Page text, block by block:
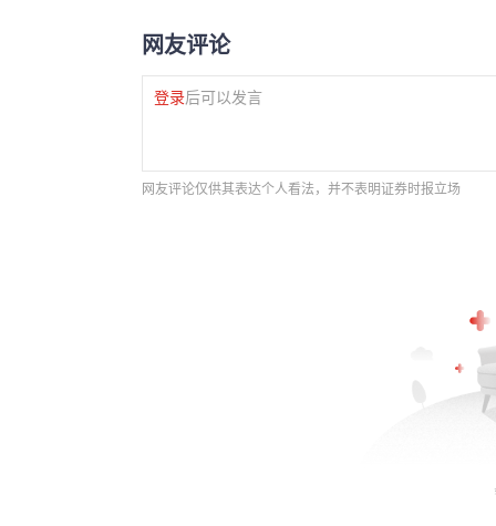
网友评论
登录后可以发言
网友评论仅供其表达个人看法，并不表明证券时报立场